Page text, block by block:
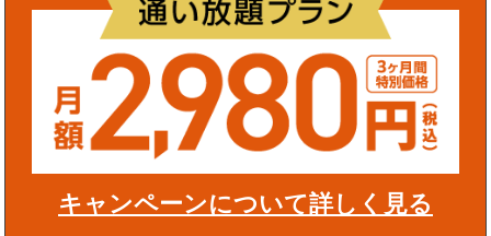
キャンペーンについて詳しく見る